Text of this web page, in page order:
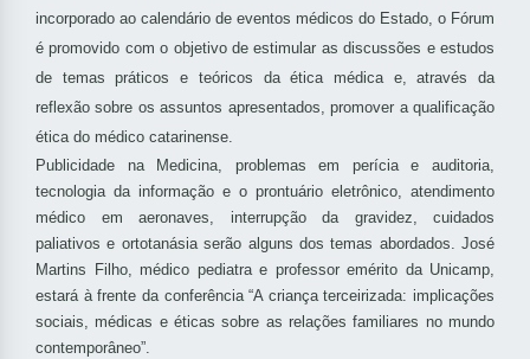
incorporado ao calendário de eventos médicos do Estado, o Fórum
é promovido com o objetivo de estimular as discussões e estudos
de temas práticos e teóricos da ética médica e, através da
reflexão sobre os assuntos apresentados, promover a qualificação
ética do médico catarinense.
Publicidade na Medicina, problemas em perícia e auditoria,
tecnologia da informação e o prontuário eletrônico, atendimento
médico em aeronaves, interrupção da gravidez, cuidados
paliativos e ortotanásia serão alguns dos temas abordados. José
Martins Filho, médico pediatra e professor emérito da Unicamp,
estará à frente da conferência “A criança terceirizada: implicações
sociais, médicas e éticas sobre as relações familiares no mundo
contemporâneo”.